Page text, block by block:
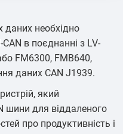
даних необхідно
в поєднанні з LV-
FM6300, FMB640,
даних CAN J1939.
який
шини для віддаленого
про продуктивність і